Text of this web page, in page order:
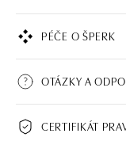
PÉČE O ŠPERK
OTÁZKY A
CERTIFIKÁT